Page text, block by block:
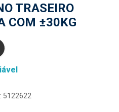
TRASEIRO
COM ±30KG
5122622